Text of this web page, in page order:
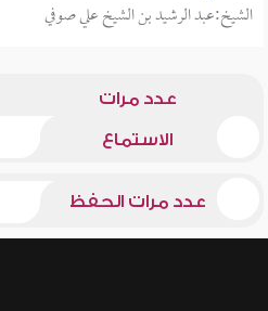
الشيخ:عبد الرشيد بن الشيخ علي صوفي
عدد مرات
الاستماع
عدد مرات الحفظ